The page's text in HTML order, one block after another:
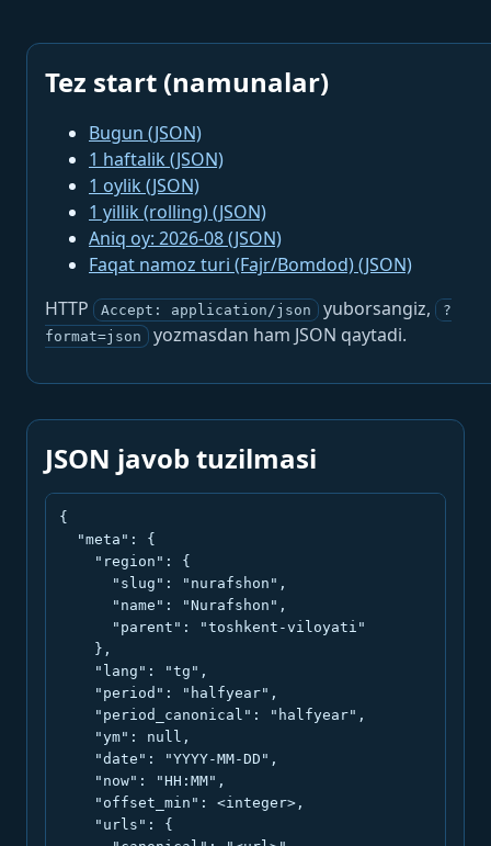
Tez start (namunalar)
Bugun (JSON)
1 haftalik (JSON)
1 oylik (JSON)
1 yillik (rolling) (JSON)
Aniq oy: 2026-08 (JSON)
Faqat namoz turi (Fajr/Bomdod) (JSON)
HTTP
Accept: application/json yuborsangiz,
?
format=json
yozmasdan ham JSON qaytadi.
JSON javob tuzilmasi
{
  "meta": {
    "region": {
      "slug": "nurafshon",
      "name": "Nurafshon",
      "parent": "toshkent-viloyati"
    },
    "lang": "tg",
    "period": "halfyear",
    "period_canonical": "halfyear",
    "ym": null,
    "date": "YYYY-MM-DD",
    "now": "HH:MM",
    "offset_min": <integer>,
    "urls": {